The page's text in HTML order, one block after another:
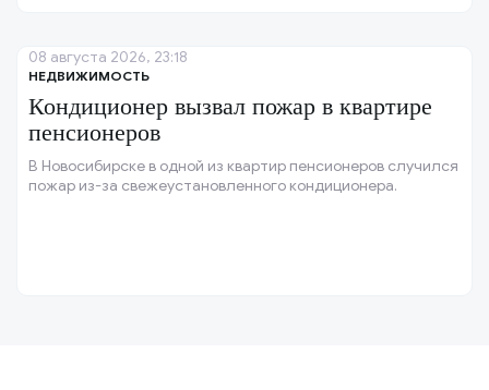
НЕДВИЖИМОСТЬ
Кондиционер вызвал пожар в квартире
пенсионеров
В Новосибирске в одной из квартир пенсионеров случился
пожар из-за свежеустановленного кондиционера.
08 августа 2026, 23:18